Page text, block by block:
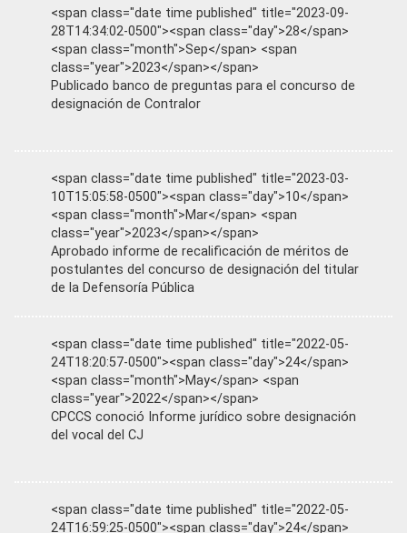
<span class="date time published" title="2023-09-
28T14:34:02-0500"><span class="day">28</span>
<span class="month">Sep</span> <span
class="year">2023</span></span>
Publicado banco de preguntas para el concurso de
designación de Contralor
<span class="date time published" title="2023-03-
10T15:05:58-0500"><span class="day">10</span>
<span class="month">Mar</span> <span
class="year">2023</span></span>
Aprobado informe de recalificación de méritos de
postulantes del concurso de designación del titular
de la Defensoría Pública
<span class="date time published" title="2022-05-
24T18:20:57-0500"><span class="day">24</span>
<span class="month">May</span> <span
class="year">2022</span></span>
CPCCS conoció Informe jurídico sobre designación
del vocal del CJ
<span class="date time published" title="2022-05-
24T16:59:25-0500"><span class="day">24</span>